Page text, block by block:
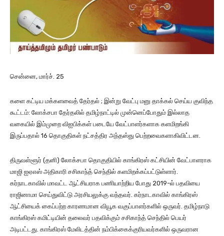
சென்னை, மார்ச். 25
களை கட்டிய மக்களவைத் தேர்தல் ; இன்று வேட்பு மனு தாக்கல் செய்ய குவிந்த
கூட்டம்: லோக்சபா தேர்தலில் தமிழ்நாட்டில் முன்னெப்போதும் இல்லாத
வகையில் இம்முறை விஐபிக்கள் படையே வேட்பாளர்களாக களமிறங்கி
இருப்பதால் 16 தொகுதிகள் நட்சத்திர அந்தஸ்து பெற்றவைகளாகிவிட்டன.
திருவள்ளூர் (தனி) லோக்சபா தொகுதியில் காங்கிரஸ் கட்சியின் வேட்பாளராக
மாஜி ஐஏஎஸ் அதிகாரி சசிகாந்த் செந்தில் களமிறக்கப்பட்டுள்ளார்.
கர்நாடகாவில் மாவட்ட ஆட்சியராக பணியாற்றிய போது 2019-ல் பதவியை
ராஜினாமா செய்துவிட்டு அரசியலுக்கு வந்தவர். கர்நாடகாவில் காங்கிரஸ்
ஆட்சியைக் கைப்பற்ற காரணமான வியூக வகுப்பாளர்களில் ஒருவர். தமிழ்நாடு
காங்கிரஸ் கமிட்டியின் தலைவர் பதவிக்கும் சசிகாந்த் செந்தில் பெயர்
அடிபட்டது. காங்கிரஸ் மேலிடத்தின் நம்பிக்கைக்குரியவர்களில் ஒருவரான